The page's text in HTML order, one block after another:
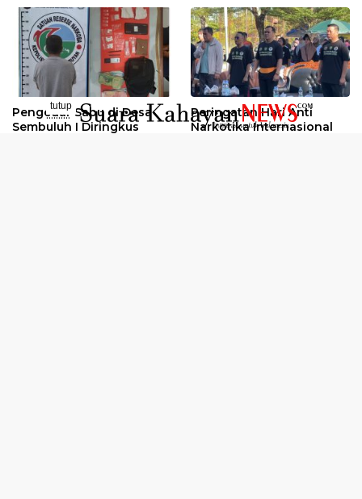
Pengedar Sabu di Desa
Sembuluh I Diringkus
Peringatan Hari Anti
Narkotika Internasional
tutup
..........